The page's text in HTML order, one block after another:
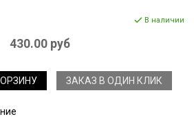
В наличии
430.00 руб
ЗАКАЗ В ОДИН КЛИК